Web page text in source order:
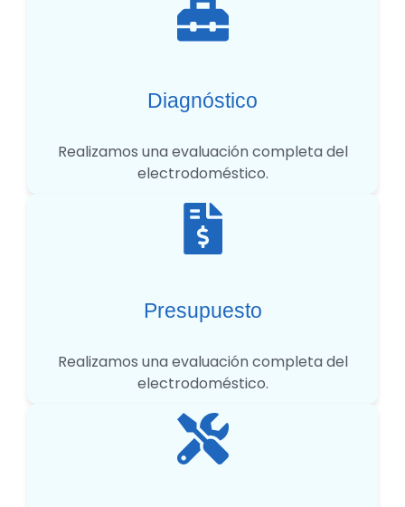
Diagnóstico
Realizamos una evaluación completa del
electrodoméstico.
Presupuesto
Realizamos una evaluación completa del
electrodoméstico.